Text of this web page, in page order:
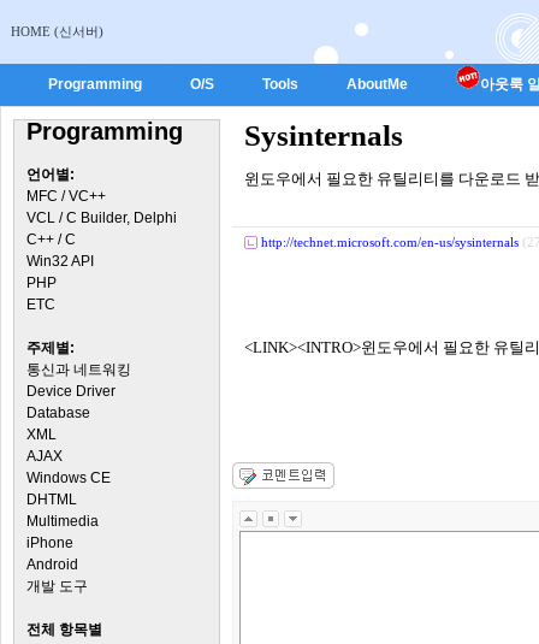
HOME (신서버)
Programming O/S Tools AboutMe 아웃룩
Programming
언어별:
MFC / VC++
VCL / C Builder, Delphi
C++ / C
Win32 API
PHP
ETC
주제별:
통신과 네트워킹
Device Driver
Database
XML
AJAX
Windows CE
DHTML
Multimedia
iPhone
Android
개발 도구
전체 항목별
Sysinternals
윈도우에서 필요한 유틸리티를 다운로드
http://technet.microsoft.com/en-us/sysinternals
<LINK><INTRO>윈도우에서 필요한 유틸